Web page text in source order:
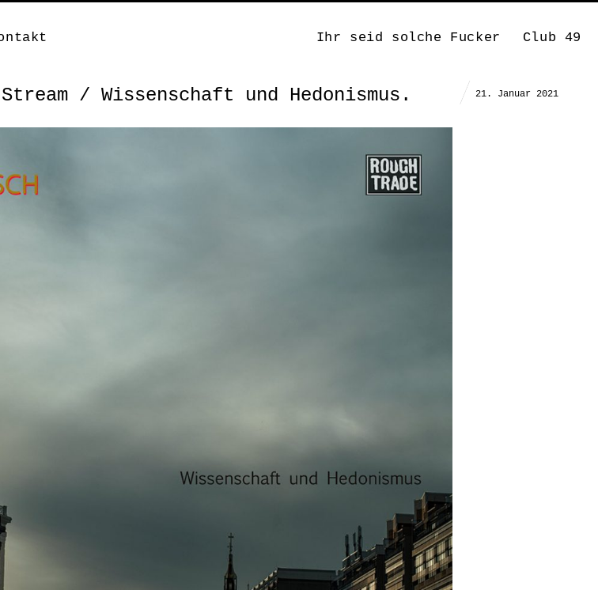
Ihr seid solche Fucker Club 49
/ Wissenschaft und Hedonismus. 21. Januar 2021